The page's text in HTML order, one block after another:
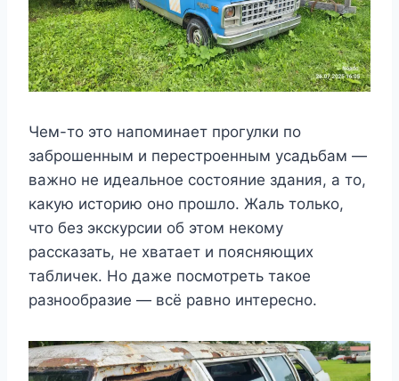
Чем-то это напоминает прогулки по
заброшенным и перестроенным усадьбам —
важно не идеальное состояние здания, а то,
какую историю оно прошло. Жаль только,
что без экскурсии об этом некому
рассказать, не хватает и поясняющих
табличек. Но даже посмотреть такое
разнообразие — всё равно интересно.